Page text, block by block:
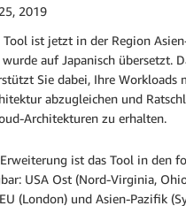
2019
Tool ist jetzt in der Region
auf Japanisch übersetzt.
Sie dabei, Ihre Workloads
abzugleichen und
Architekturen zu erhalten.
ist das Tool in den
USA Ost (Nord-Virginia,
(London) und Asien-Pazifik